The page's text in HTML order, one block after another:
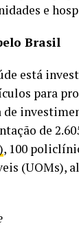
e
Brasil
está
para
de
, 100
(UOMs),